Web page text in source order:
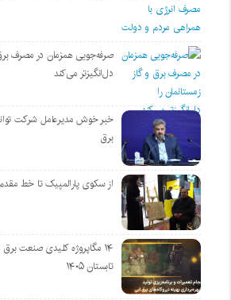
صرفه‌جویی همزمان در مصرف برق
دل‌انگیزتر می‌کند
خبر خوش مدیرعامل شرکت
برق
از سکوی پارالمپیک تا خط
۱۴ مگاپروژه‌ کلیدی صنعت برق
تابستان ۱۴۰۵